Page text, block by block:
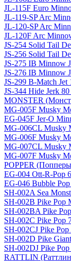
JL-115F Euro
JL-119-SP Arc
JL-120-SP Arc
JL-120F Arc
JS-254 Solid Tail
JS-256 Solid Tail
JS-275 IB Minnow
JS-276 IB Minnow
JS-299 B-Match Jet
JS-344 Hide Jerk 80
MONSTER
MG-005F Musky
EG-045F Jer-O
MG-006CL Musky
MG-006F Musky
MG-007CL Musky
MG-007F Musky
POPPER
EG-004 Ott-R-Pop
EG-046 Bubble
SH-002A Sea
SH-002B Pike Pop
SH-002BA Pike
SH-002C Pike Pop
SH-002CJ Pike Pop
SH-002D Pike
SH-002DJ Pike
RATTLIN